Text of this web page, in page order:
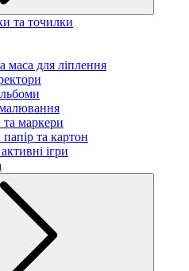
та точилки
маса для ліплення
маркери
та картон
ігри